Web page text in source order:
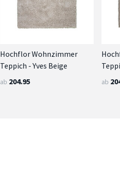
Hochflor Wohnzimmer
Teppich - Yves Beige
ab 204.95 ab